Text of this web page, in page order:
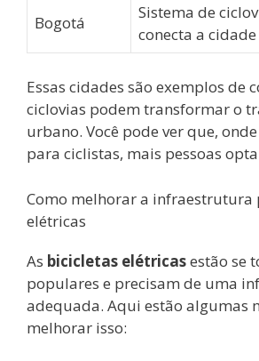
Bogotá
Sistema de
conecta a cidade
Essas cidades são exemplos de
ciclovias podem transformar o
urbano. Você pode ver que,
para ciclistas, mais pessoas
Como melhorar a infraestrutura
elétricas
As bicicletas elétricasestão se
populares e precisam de uma
adequada. Aqui estão algumas
melhorar isso: